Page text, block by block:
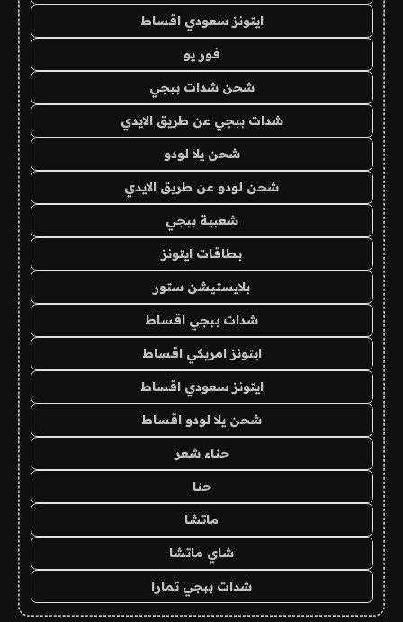
ايتونز سعودي اقساط
فور يو
شحن شدات ببجي
شدات ببجي عن طريق الايدي
شحن يلا لودو
شحن لودو عن طريق الايدي
شعبية ببجي
بطاقات ايتونز
بلايستيشن ستور
شدات ببجي اقساط
ايتونز امريكي اقساط
ايتونز سعودي اقساط
شحن يلا لودو اقساط
حناء شعر
حنا
ماتشا
شاي ماتشا
شدات ببجي تمارا